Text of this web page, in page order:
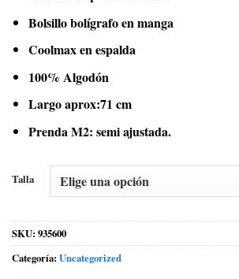
Bolsillo bolígrafo en manga
Coolmax en espalda
100% Algodón
Largo aprox:71 cm
Prenda M2: semi ajustada.
Talla
SKU: 935600
Categoría: Uncategorized